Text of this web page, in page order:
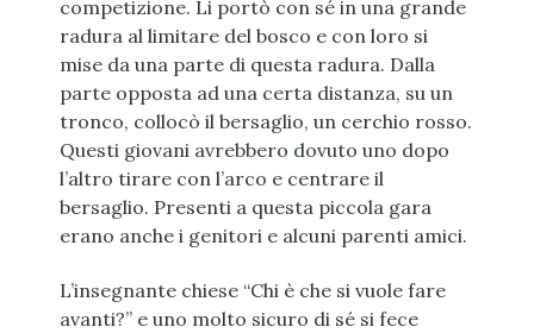
competizione. Li portò con sé in una grande
radura al limitare del bosco e con loro si
mise da una parte di questa radura. Dalla
parte opposta ad una certa distanza, su un
tronco, collocò il bersaglio, un cerchio rosso.
Questi giovani avrebbero dovuto uno dopo
l’altro tirare con l’arco e centrare il
bersaglio. Presenti a questa piccola gara
erano anche i genitori e alcuni parenti amici.
L’insegnante chiese “Chi è che si vuole fare
avanti?” e uno molto sicuro di sé si fece